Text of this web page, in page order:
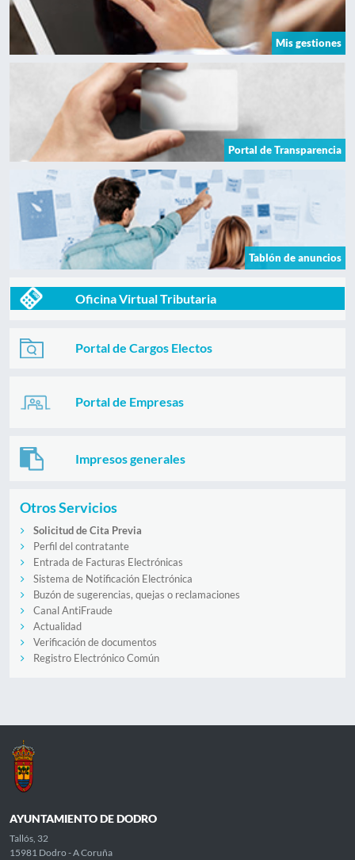
Mis gestiones
Portal de Transparencia
Tablón de anuncios
Oficina Virtual Tributaria
Portal de Cargos Electos
Portal de Empresas
Impresos generales
Otros Servicios
Solicitud de Cita Previa
Perfil del contratante
Entrada de Facturas Electrónicas
Sistema de Notificación Electrónica
Buzón de sugerencias, quejas o reclamaciones
Canal AntiFraude
Actualidad
Verificación de documentos
Registro Electrónico Común
AYUNTAMIENTO DE DODRO
Tallós, 32
15981 Dodro - A Coruña